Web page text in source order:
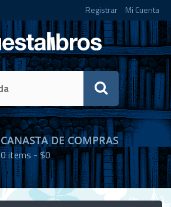
Registrar Mi Cuenta
CANASTA DE COMPRAS
0items -$0